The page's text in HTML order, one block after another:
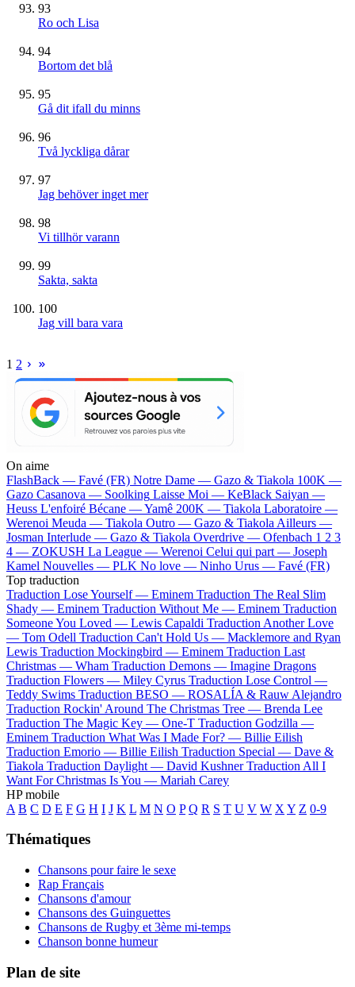
93
Ro och Lisa
94
Bortom det blå
95
Gå dit ifall du minns
96
Två lyckliga dårar
97
Jag behöver inget mer
98
Vi tillhör varann
99
Sakta, sakta
100
Jag vill bara vara
1 2
On aime
FlashBack — Favé (FR) Notre Dame — Gazo & Tiakola 100K —
Gazo Casanova — Soolking Laisse Moi — KeBlack Saiyan —
Heuss L'enfoiré Bécane —Yamê 200K — Tiakola Laboratoire —
Werenoi Meuda — Tiakola Outro — Gazo & Tiakola Ailleurs —
Josman Interlude — Gazo & Tiakola Overdrive — Ofenbach 1 2 3
4 — ZOKUSH La League — Werenoi Celui qui part — Joseph
Kamel Nouvelles — PLK No love — Ninho Urus — Favé (FR)
Top traduction
Traduction Lose Yourself — Eminem Traduction The Real Slim
Shady — Eminem Traduction Without Me — Eminem Traduction
Someone You Loved — Lewis Capaldi Traduction Another Love
— Tom Odell Traduction Can't Hold Us — Macklemore and Ryan
Lewis Traduction Mockingbird — Eminem Traduction Last
Christmas — Wham Traduction Demons — Imagine Dragons
Traduction Flowers — Miley Cyrus Traduction Lose Control —
Teddy Swims Traduction BESO — ROSALÍA & Rauw Alejandro
Traduction Rockin' Around The Christmas Tree — Brenda Lee
Traduction The Magic Key — One-T Traduction Godzilla —
Eminem Traduction What Was I Made For? — Billie Eilish
Traduction Emorio — Billie Eilish Traduction Special — Dave &
Tiakola Traduction Daylight — David Kushner Traduction All I
Want For Christmas Is You — Mariah Carey
HP mobile
A B C D E F G H I J K L M N O P Q R S T U V W X Y Z 0-9
Thématiques
Chansons pour faire le sexe
Rap Français
Chansons d'amour
Chansons des Guinguettes
Chansons de Rugby et 3ème mi-temps
Chanson bonne humeur
Plan de site